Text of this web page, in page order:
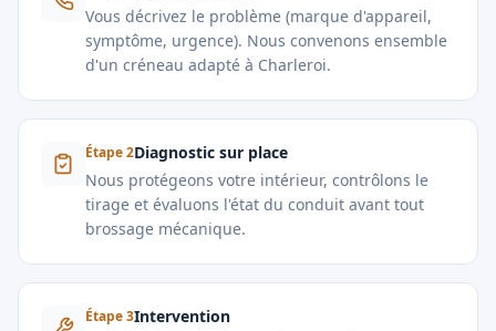
Vous décrivez le problème (marque d'appareil,
symptôme, urgence). Nous convenons ensemble
d'un créneau adapté à Charleroi.
Étape2Diagnostic sur place
Nous protégeons votre intérieur, contrôlons le
tirage et évaluons l'état du conduit avant tout
brossage mécanique.
Étape3Intervention